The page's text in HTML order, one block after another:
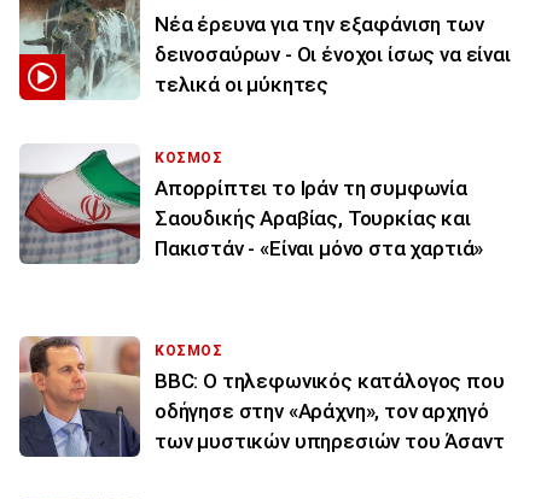
Νέα έρευνα για την εξαφάνιση των
δεινοσαύρων - Οι ένοχοι ίσως να είναι
τελικά οι μύκητες
ΚΟΣΜΟΣ
Απορρίπτει το Ιράν τη συμφωνία
Σαουδικής Αραβίας, Τουρκίας και
Πακιστάν - «Είναι μόνο στα χαρτιά»
ΚΟΣΜΟΣ
BBC: Ο τηλεφωνικός κατάλογος που
οδήγησε στην «Αράχνη», τον αρχηγό
των μυστικών υπηρεσιών του Άσαντ